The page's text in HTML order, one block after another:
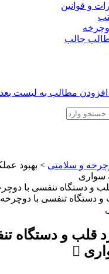
و قوانین
جالب
افزودن مطالب به لیست بعدا
و سلامتی > بهبود
سواری
و دستگاه تنفسی با
قلب و دستگاه